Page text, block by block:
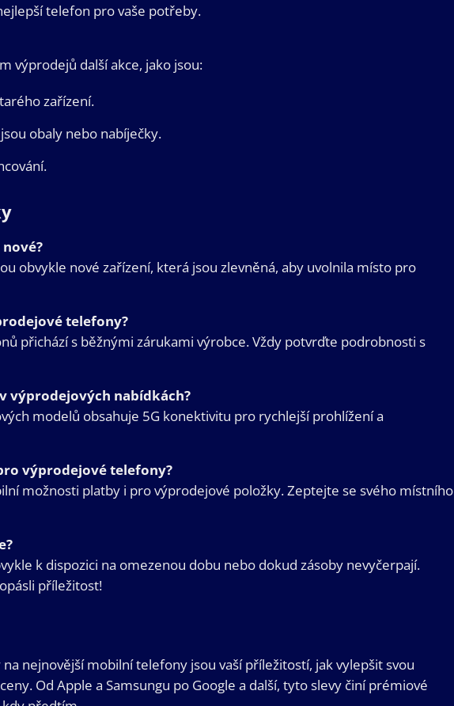
telefon pro vaše potřeby.
výprodejů další akce, jako jsou:
zařízení.
obaly nebo nabíječky.
obvykle nové zařízení, která jsou zlevněná, aby uvolnila místo pro
telefony?
přichází s běžnými zárukami výrobce. Vždy potvrďte podrobnosti s
výprodejových nabídkách?
modelů obsahuje 5G konektivitu pro rychlejší prohlížení a
výprodejové telefony?
možnosti platby i pro výprodejové položky. Zeptejte se svého místního
k dispozici na omezenou dobu nebo dokud zásoby nevyčerpají.
příležitost!
nejnovější mobilní telefony jsou vaší příležitostí, jak vylepšit svou
Od Apple a Samsungu po Google a další, tyto slevy činí prémiové